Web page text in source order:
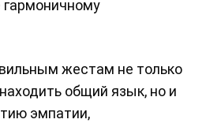
гармоничному
жестам не только
общий язык, но и
эмпатии,